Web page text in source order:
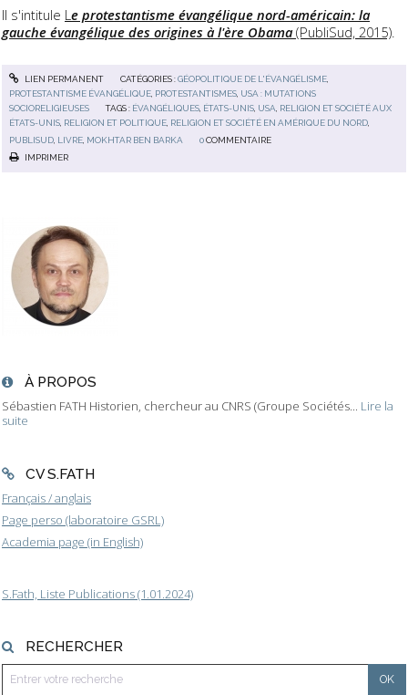
À PROPOS
Sébastien FATH Historien, chercheur au CNRS (Groupe Sociétés... Lire la
suite
CV S.FATH
Français / anglais
Page perso (laboratoire GSRL)
Academia page (in English)
S.Fath, Liste Publications (1.01.2024)
RECHERCHER
Il s'intitule L e protestantisme évangélique nord-américain: la
gauche évangélique des origines à l'ère Obama (PubliSud, 2015)
LIEN PERMANENT CATÉGORIES :GÉOPOLITIQUE DE L'ÉVANGÉLISME,
PROTESTANTISME ÉVANGÉLIQUE PROTESTANTISMES USA : MUTATIONS
SOCIORELIGIEUSES
TAGS : ÉVANGÉLIQUES ÉTATS-UNIS USA RELIGION ET SOCIÉTÉ AUX
ÉTATS-UNIS RELIGION ET POLITIQUE RELIGION ET SOCIÉTÉ EN AMÉRIQUE DU NORD
PUBLISUD LIVRE MOKHTAR BEN BARKA 0 COMMENTAIRE
IMPRIMER